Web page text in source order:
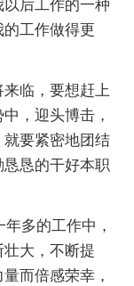
后工作的一种
工作做得更
临，要想赶上
，迎头博击，
要紧密地团结
恳的干好本职
多的工作中，
大，不断提
而倍感荣幸，